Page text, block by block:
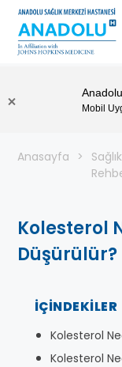
Mobil
Anasayfa
Sağlık
Kolesterol
Düşürülür?
İÇINDEKILER
Kolesterol
Kolesterol